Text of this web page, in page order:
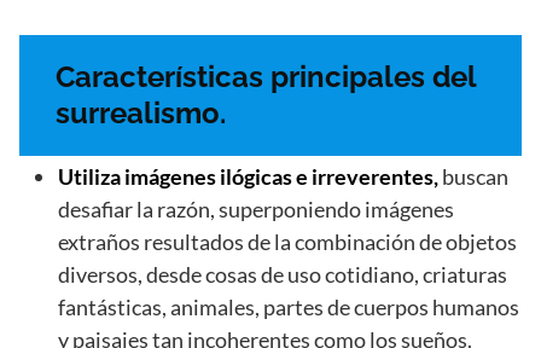
Características principales del
surrealismo.
Utiliza imágenes ilógicas e irreverentes,buscan
desafiar la razón, superponiendo imágenes
extraños resultados de la combinación de objetos
diversos, desde cosas de uso cotidiano, criaturas
fantásticas, animales, partes de cuerpos humanos
y paisajes tan incoherentes como los sueños.